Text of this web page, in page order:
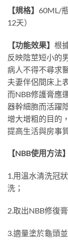
【規格】 60ML/
12天）
【功能效果】 根
反映陰莖短小的
病人不得不尋求
夫妻伴侶間床上
而NBB修護膏應
器幹細胞而活躍
增大增粗的目的
提高生活與房事
【NBB使用方法】
1.用溫水清洗冠
洗；
2.取出NBB修復膏
3.適量塗於龜頭